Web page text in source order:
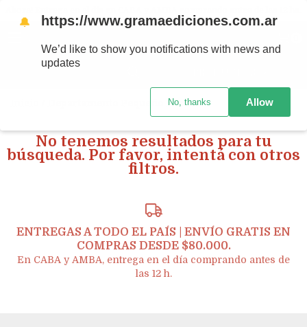
Departamento Pequeño Hans 2
No tenemos resultados para tu
búsqueda. Por favor, intentá con otros
filtros.
ENTREGAS A TODO EL PAÍS | ENVÍO GRATIS EN
COMPRAS DESDE $80.000.
En CABA y AMBA, entrega en el día comprando antes de
las 12 h.
🔔 https://www.gramaediciones.com.ar
We’d like to show you notifications with news and
updates
No, thanks Allow